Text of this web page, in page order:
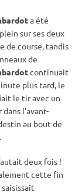
a été
sur ses deux
de course, tandis
de
continuait
plus tard, le
le tir avec un
l’avant-
au bout de
deux fois !
cette fin
saisissait